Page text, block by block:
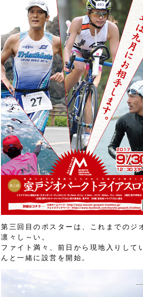
第三回目のポスターは、これまでのジ
凛々し～い。
ファイト満々、前日から現地入りして
んと一緒に設営を開始。